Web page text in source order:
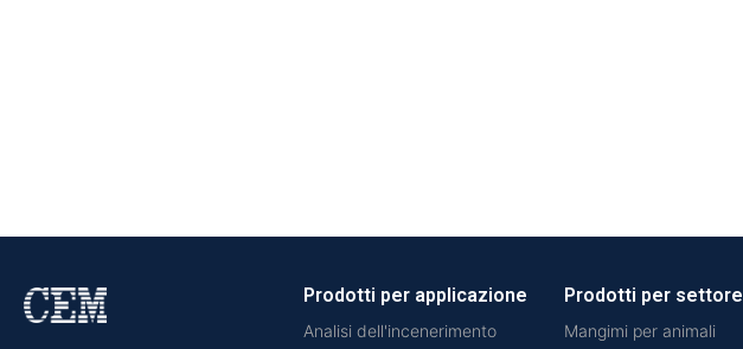
Prodotti per applicazione
Analisi dell'incenerimento
Prodotti per settore
Mangimi per animali